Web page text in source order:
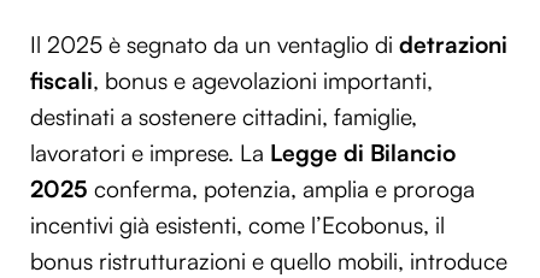
Il 2025 è segnato da un ventaglio di detrazioni
fiscali, bonus e agevolazioni importanti,
destinati a sostenere cittadini, famiglie,
lavoratori e imprese. La Legge di Bilancio
2025 conferma, potenzia, amplia e proroga
incentivi già esistenti, come l’Ecobonus, il
bonus ristrutturazioni e quello mobili, introduce